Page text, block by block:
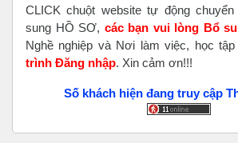
CLICK chuột website tự động
sung HỒ SƠ, các bạn vui lòng Bổ
Nghề nghiệp và Nơi làm việc, học tập
trình Đăng nhập. Xin cảm ơn!!!
Số khách hiện đang truy cập